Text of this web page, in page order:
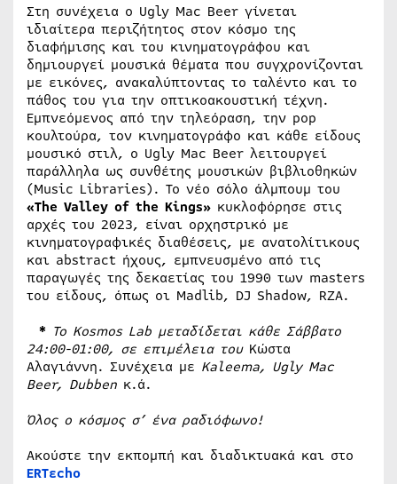
Στη συνέχεια ο Ugly Mac Beer γίνεται
ιδιαίτερα περιζήτητος στον κόσμο της
διαφήμισης και του κινηματογράφου και
δημιουργεί μουσικά θέματα που συγχρονίζονται
με εικόνες, ανακαλύπτοντας το ταλέντο και το
πάθος του για την οπτικοακουστική τέχνη.
Εμπνεόμενος από την τηλεόραση, την pop
κουλτούρα, τον κινηματογράφο και κάθε είδους
μουσικό στιλ, ο Ugly Mac Beer λειτουργεί
παράλληλα ως συνθέτης μουσικών βιβλιοθηκών
(Music Libraries). Το νέο σόλο άλμπουμ του
«The Valley of the Kings» κυκλοφόρησε στις
αρχές του 2023, είναι ορχηστρικό με
κινηματογραφικές διαθέσεις, με ανατολίτικους
και abstract ήχους, εμπνευσμένο από τις
παραγωγές της δεκαετίας του 1990 των masters
του είδους, όπως οι Madlib, DJ Shadow, RZA.
* Το Kosmos Lab μεταδίδεται κάθε Σάββατο
24:00-01:00, σε επιμέλεια του Κώστα
Αλαγιάννη. Συνέχεια με Kaleema, Ugly Mac
Beer, Dubben κ.ά.
Όλος ο κόσμος σ’ ένα ραδιόφωνο!
Ακούστε την εκπομπή και διαδικτυακά και στο
ERTεcho